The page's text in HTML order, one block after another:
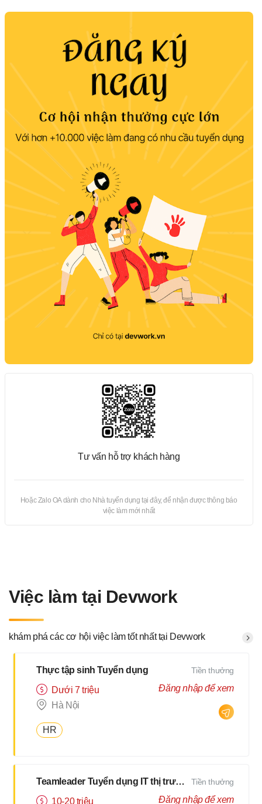
Tư vấn hỗ trợ khách hàng
Hoặc Zalo OA dành cho Nhà tuyển dụng tại đây, để nhận được thông báo
việc làm mới nhất
Việc làm tại Devwork
khám phá các cơ hội việc làm tốt nhất tại Devwork
Thực tập sinh Tuyển dụng
Dưới 7 triệu
Hà Nội
HR
Tiền thưởng
Đăng nhập để xem
Teamleader Tuyển dụng IT thị trường Nhật
10-20 triệu
Tiền thưởng
Đăng nhập để xem